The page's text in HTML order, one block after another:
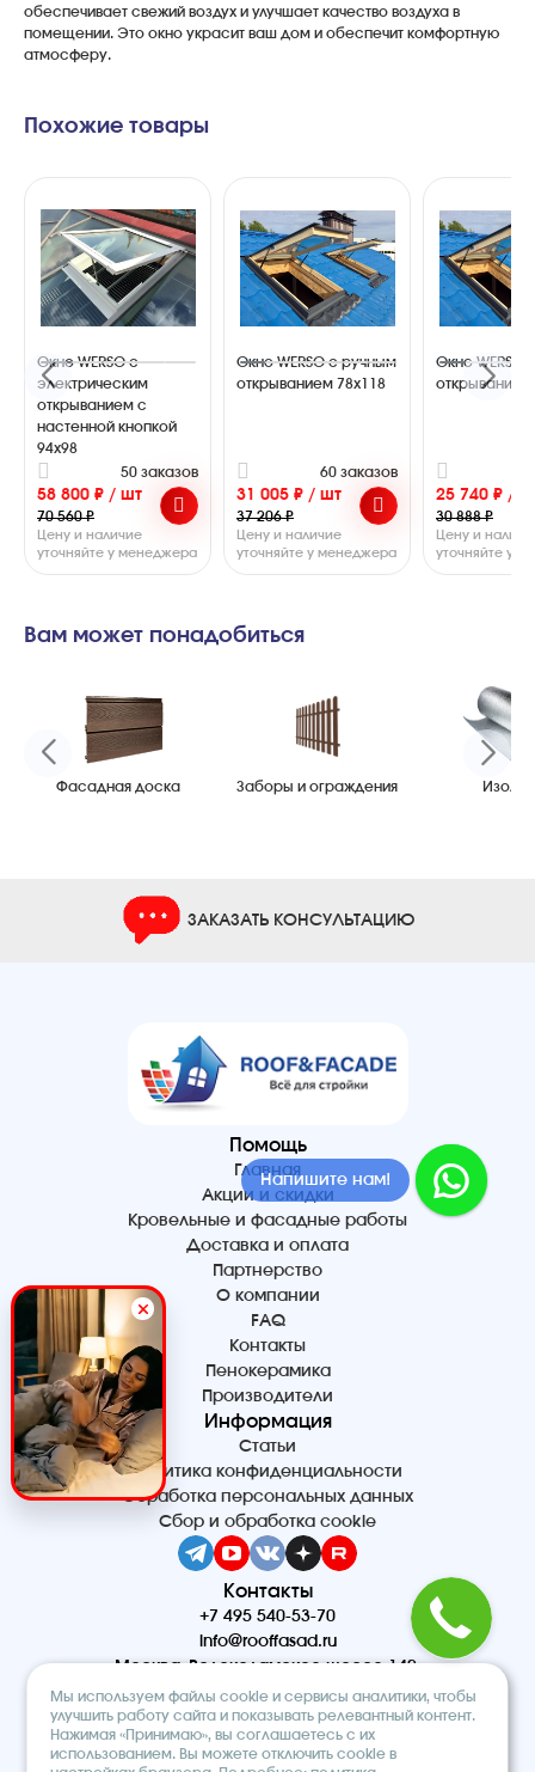
обеспечивает свежий воздух и улучшает качество воздуха в
помещении. Это окно украсит ваш дом и обеспечит комфортную
атмосферу.
Похожие товары
Окно WERSO с
электрическим
открыванием с
настенной кнопкой
94x98
50 заказов
58 800 ₽ / шт
70 560 ₽
Цену и наличие
уточняйте у менеджера
Окно WERSO с ручным
открыванием 78x118
60 заказов
31 005 ₽ / шт
37 206 ₽
Цену и наличие
уточняйте у менеджера
Окно WERSO
открыванием
25 740 ₽ /
30 888 ₽
Цену и
уточняйте у
Вам может понадобиться
Фасадная доска Заборы и ограждения
ЗАКАЗАТЬ КОНСУЛЬТАЦИЮ
Помощь
Главная
Акции и скидки
Кровельные и фасадные работы
Доставка и оплата
Партнерство
О компании
FAQ
Контакты
Пенокерамика
Производители
Информация
Статьи
Политика конфиденциальности
Обработка персональных данных
Сбор и обработка cookie
Контакты
+7 495 540-53-70
info@rooffasad.ru
Москва, Волоколамское шоссе 142,
офис 606, 6 этаж
Реквизиты
ООО “ПТК “Титан”
ОГРН 1227700212475
Мы используем файлы cookie и сервисы аналитики, чтобы
улучшить работу сайта и показывать релевантный контент.
Нажимая «Принимаю», вы соглашаетесь с их
использованием. Вы можете отключить cookie в
Напишите нам!